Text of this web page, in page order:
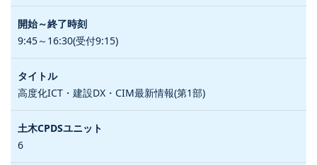
9:45～16:30(受付9:15)
高度化ICT・建設DX・CIM最新情報(第1部)
6